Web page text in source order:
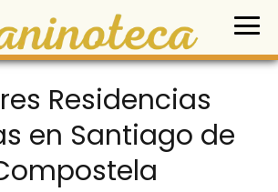
Residencias
en Santiago de